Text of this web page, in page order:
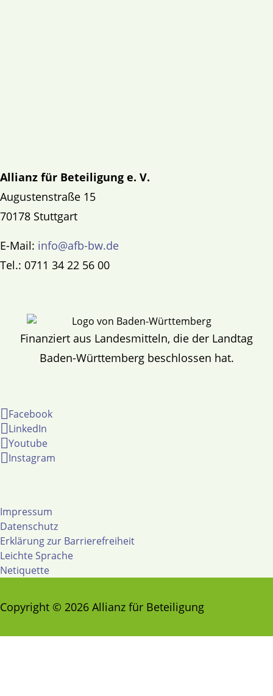
Allianz für Beteiligung e. V.
Augustenstraße 15
70178 Stuttgart
E-Mail: info@afb-bw.de
Tel.: 0711 34 22 56 00
Finanziert aus Landesmitteln, die der Landtag
Baden-Württemberg beschlossen hat.
Facebook
LinkedIn
Youtube
Instagram
Impressum
Datenschutz
Erklärung zur Barrierefreiheit
Leichte Sprache
Netiquette
Copyright © 2026 Allianz für Beteiligung